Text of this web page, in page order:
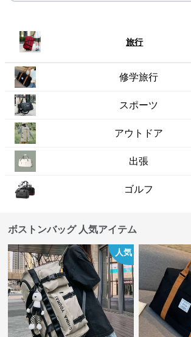
旅行
修学旅行
スポーツ
アウトドア
出張
ゴルフ
ボストンバッグ 人気アイテム
人気